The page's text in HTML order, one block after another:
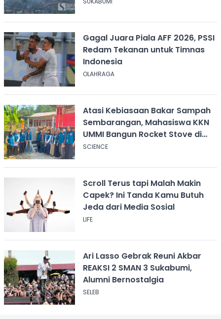
Gagal Juara Piala AFF 2026, PSSI
Redam Tekanan untuk Timnas
Indonesia
OLAHRAGA
Atasi Kebiasaan Bakar Sampah
Sembarangan, Mahasiswa KKN
UMMI Bangun Rocket Stove di
Desa Pagelaran
SCIENCE
Scroll Terus tapi Malah Makin
Capek? Ini Tanda Kamu Butuh
Jeda dari Media Sosial
LIFE
Ari Lasso Gebrak Reuni Akbar
REAKSI 2 SMAN 3 Sukabumi,
Alumni Bernostalgia
SELEB